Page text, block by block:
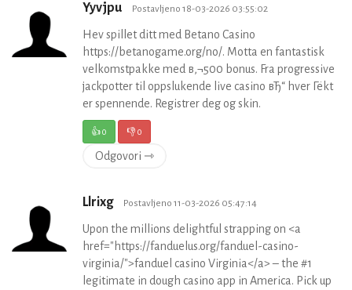
Yyvjpu Postavljeno 18-03-2026 03:55:02
Hev spillet ditt med Betano Casino
https://betanogame.org/no/. Motta en fantastisk
velkomstpakke med в‚¬500 bonus. Fra progressive
jackpotter til oppslukende live casino вЂ“ hver Гёkt
er spennende. Registrer deg og skin.
👍0 👎0
Odgovori ⇾
Llrixg Postavljeno 11-03-2026 05:47:14
Upon the millions delightful strapping on <a
href="https://fanduelus.org/fanduel-casino-
virginia/">fanduel casino Virginia</a> – the #1
legitimate in dough casino app in America. Pick up